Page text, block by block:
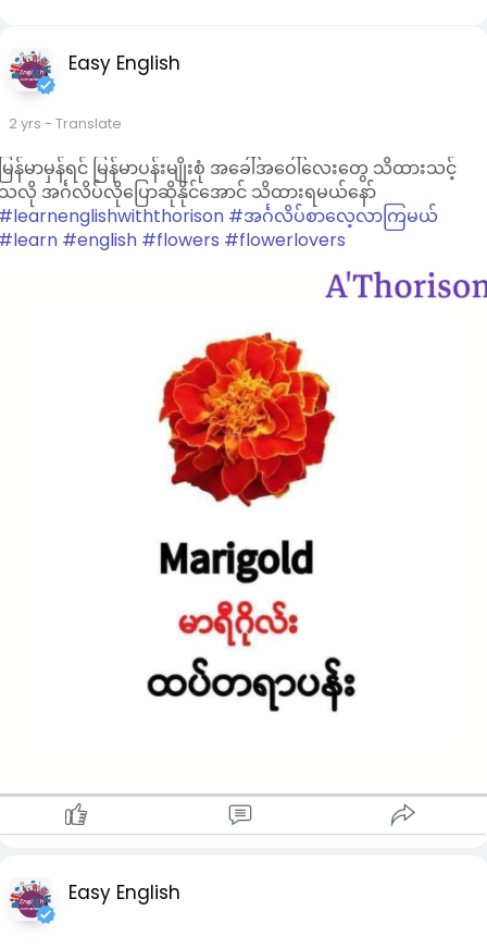
Easy English
2 yrs - Translate
ြန်မာမှန်ရင် မြန်မာပန်းမျိုးစုံ အခေါ်အဝေါ်လေးတွေ သိထားသင့်
လို အင်္ဂလိပ်လိုပြောဆိုနိုင်အောင် သိထားရမယ်နော်
#အင်္ဂလိပ်စာလေ့လာကြမယ်
#english #flowers #flowerlovers
Easy English